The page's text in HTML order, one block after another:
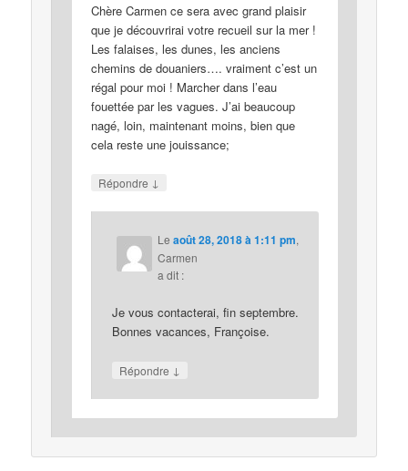
Chère Carmen ce sera avec grand plaisir
que je découvrirai votre recueil sur la mer !
Les falaises, les dunes, les anciens
chemins de douaniers…. vraiment c’est un
régal pour moi ! Marcher dans l’eau
fouettée par les vagues. J’ai beaucoup
nagé, loin, maintenant moins, bien que
cela reste une jouissance;
Répondre ↓
Le août 28, 2018 à 1:11 pm,
Carmen
a dit :
Je vous contacterai, fin septembre.
Bonnes vacances, Françoise.
Répondre ↓